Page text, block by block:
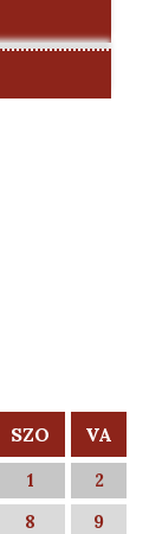
SZO VA
1
2
8
9